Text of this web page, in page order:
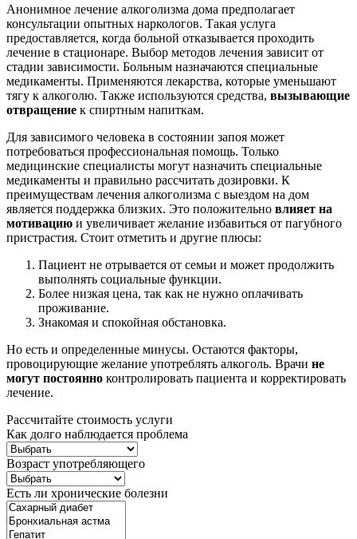
Анонимное лечение алкоголизма дома предполагает
консультации опытных наркологов. Такая услуга
предоставляется, когда больной отказывается проходить
лечение в стационаре. Выбор методов лечения зависит от
стадии зависимости. Больным назначаются специальные
медикаменты. Применяются лекарства, которые уменьшают
тягу к алкоголю. Также используются средства, вызывающие
отвращение к спиртным напиткам.
Для зависимого человека в состоянии запоя может
потребоваться профессиональная помощь. Только
медицинские специалисты могут назначить специальные
медикаменты и правильно рассчитать дозировки. К
преимуществам лечения алкоголизма с выездом на дом
является поддержка близких. Это положительно влияет на
мотивацию и увеличивает желание избавиться от пагубного
пристрастия. Стоит отметить и другие плюсы:
Пациент не отрывается от семьи и может продолжить
выполнять социальные функции.
Более низкая цена, так как не нужно оплачивать
проживание.
Знакомая и спокойная обстановка.
Но есть и определенные минусы. Остаются факторы,
провоцирующие желание употреблять алкоголь. Врачи не
могут постоянно контролировать пациента и корректировать
лечение.
Рассчитайте стоимость услуги
Как долго наблюдается проблема
Возраст употребляющего
Есть ли хронические болезни